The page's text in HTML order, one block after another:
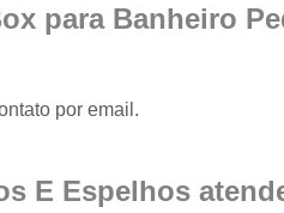
para Banheiro
por email.
E Espelhos